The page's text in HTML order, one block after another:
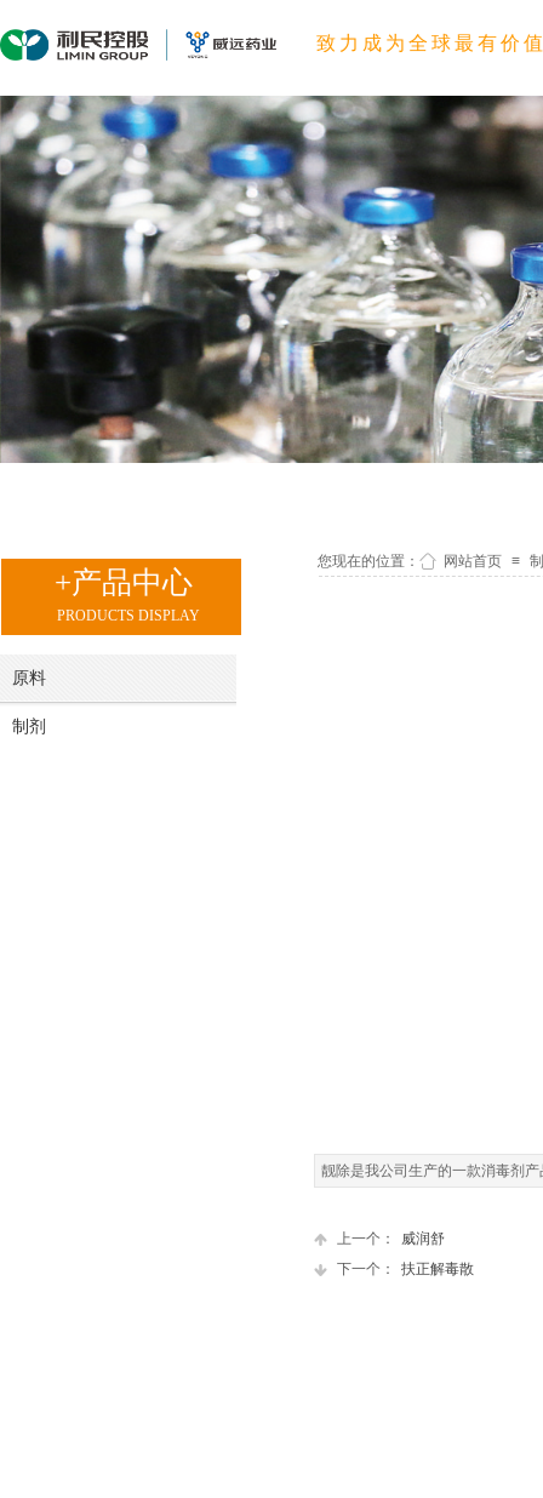
致力成为全球最有价
网站首页 ≡
您现在的位置：
+产品中心
靓除是我公司生产的一款消毒剂产
上一个：
威润舒
下一个：
扶正解毒散
PRODUCTS DISPLAY
原料
制剂